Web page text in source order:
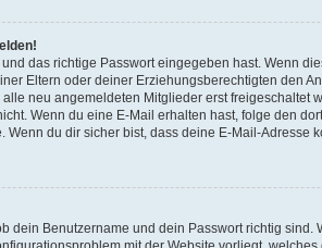
das richtige Passwort eingegeben hast. Wenn
Eltern oder deiner Erziehungsberechtigten den
neu angemeldeten Mitglieder erst
Wenn du eine E-Mail erhalten hast, folge den
du dir sicher bist, dass deine E-Mail-Adresse
dein Benutzername und dein Passwort richtig